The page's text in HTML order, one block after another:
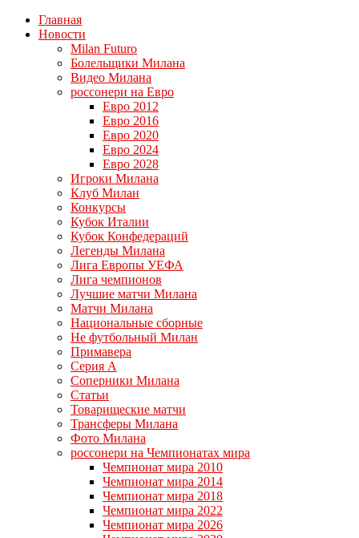
Главная
Новости
Milan Futuro
Болельщики Милана
Видео Милана
россонери на Евро
Евро 2012
Евро 2016
Евро 2020
Евро 2024
Евро 2028
Игроки Милана
Клуб Милан
Конкурсы
Кубок Италии
Кубок Конфедераций
Легенды Милана
Лига Европы УЕФА
Лига чемпионов
Лучшие матчи Милана
Матчи Милана
Национальные сборные
Не футбольный Милан
Примавера
Серия А
Соперники Милана
Статьи
Товарищеские матчи
Трансферы Милана
Фото Милана
россонери на Чемпионатах мира
Чемпионат мира 2010
Чемпионат мира 2014
Чемпионат мира 2018
Чемпионат мира 2022
Чемпионат мира 2026